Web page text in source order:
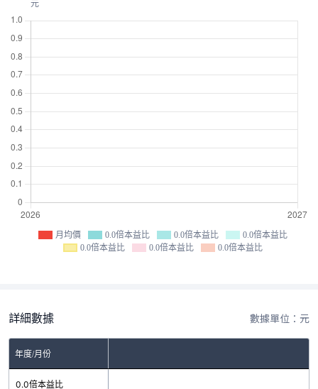
月均價 0.0倍本益比 0.0倍本益比
0.0倍本益比
0.0倍本益比
0.0倍本益比 0.0倍本益比
詳細數據 數據單位：元
年度/月份
0.0倍本益比